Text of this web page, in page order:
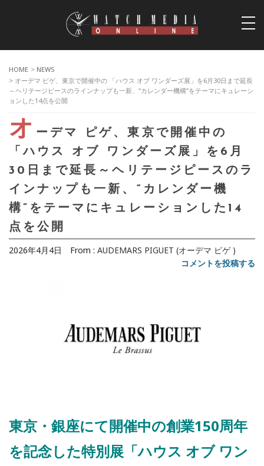
HOME > NEWS
> オーデマ ピゲ、東京で開催中の 「ハウス オブ ワンダーズ展」を6月30日まで延長
～ヘリテージピースのラインナップも一新、“カレンダー機構”をテーマにキュレーシ
ョンした14点を公開
オ ーデマ ピゲ、東京で開催中の
「ハウス オブ ワンダーズ展」を6月
30日まで延長～ヘリテージピースのラ
インナップも一新、“カレンダー機
構”をテーマにキュレーションした14
点を公開
2026年4月4日 From : AUDEMARS PIGUET (オーデマ ピゲ )
コメントを投稿する
東京・銀座にて開催中の創業150周年
を記念した特別展「ハウス オブ ワン